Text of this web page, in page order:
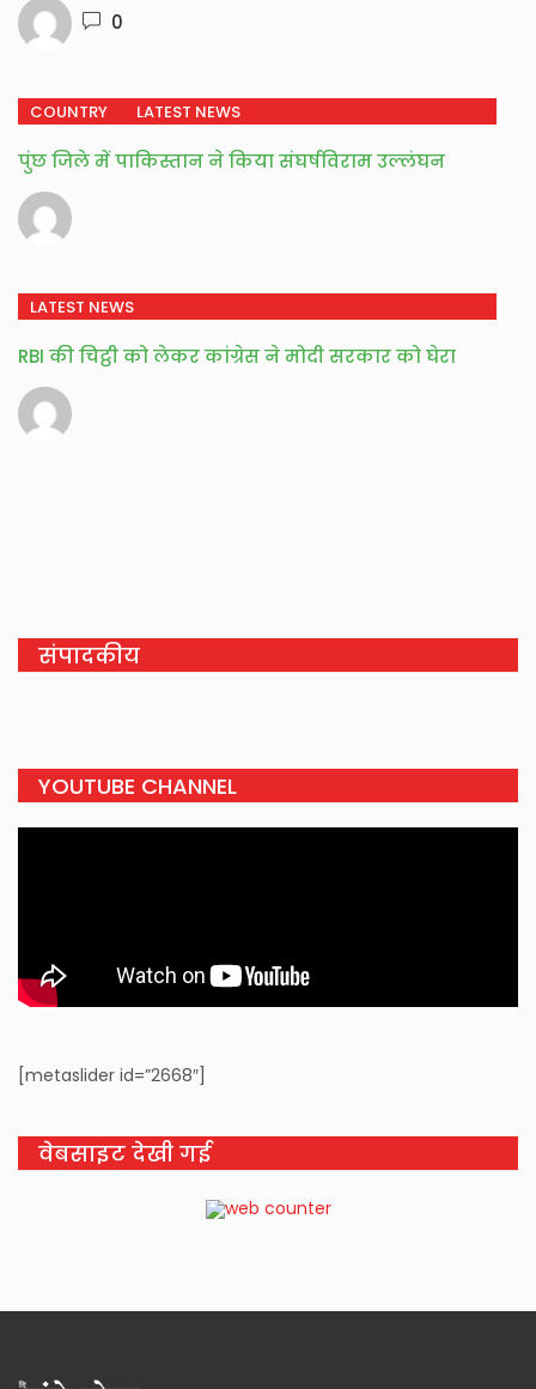
0
COUNTRY LATEST NEWS
पुंछ जिले में पाकिस्तान ने किया संघर्षविराम उल्लंघन
LATEST NEWS
RBI की चिट्ठी को लेकर कांग्रेस ने मोदी सरकार को घेरा
संपादकीय
YOUTUBE CHANNEL
[metaslider id=”2668″]
वेबसाइट देखी गई